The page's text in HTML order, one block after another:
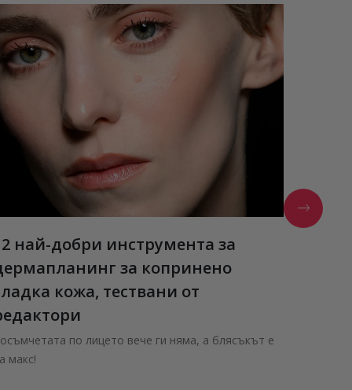
най-добри инструмента за
за копринено
кожа, тествани от
по лицето вече ги няма, а блясъкът е
макс!